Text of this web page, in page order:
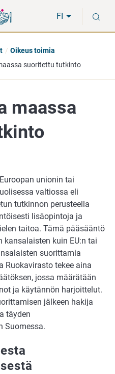
suoraan
sisältöön
koko
sivuston
FI
Oikeus toimia
suoritettu tutkinto
maassa
unionin tai
valtiossa eli
tutkinnon perusteella
lisäopintoja ja
taitoa. Tämä pääsääntö
kansalaisten kuin EU:n tai
suorittamia
Ruokavirasto tekee aina
jossa määrätään
ja käytännön harjoittelut.
jälkeen hakija
täyden
Suomessa.